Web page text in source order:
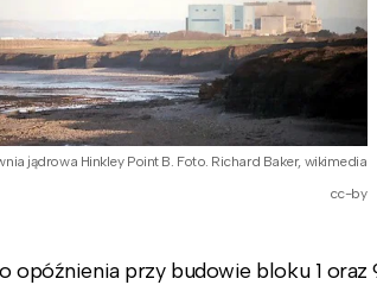
jądrowa Hinkley Point B. Foto. Richard Baker, wikimedia
cc-by
opóźnienia przy budowie bloku 1